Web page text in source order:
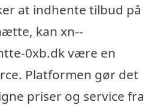
at indhente tilbud på
kan xn--
0xb.dk være en
Platformen gør det
priser og service fra